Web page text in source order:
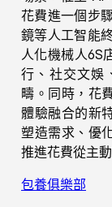
花費進一個步
鏡等人工智能
人化機械人6S
行、社交文娛
疇。同時，花
體驗融合的新
塑造需求、優
推進花費從主
包養俱樂部